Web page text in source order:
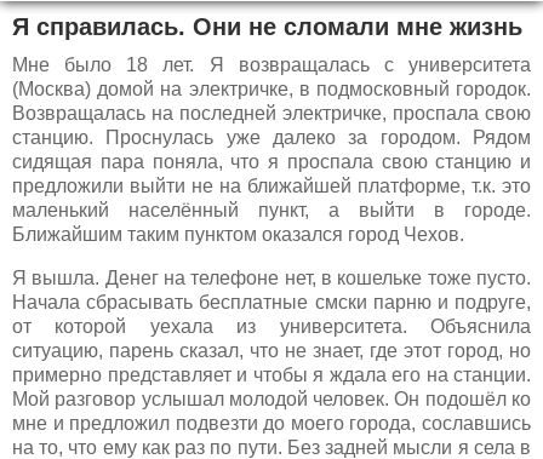
Я справилась. Они не сломали мне жизнь
Мне было 18 лет. Я возвращалась с университета
(Москва) домой на электричке, в подмосковный городок.
Возвращалась на последней электричке, проспала свою
станцию. Проснулась уже далеко за городом. Рядом
сидящая пара поняла, что я проспала свою станцию и
предложили выйти не на ближайшей платформе, т.к. это
маленький населённый пункт, а выйти в городе.
Ближайшим таким пунктом оказался город Чехов.
Я вышла. Денег на телефоне нет, в кошельке тоже пусто.
Начала сбрасывать бесплатные смски парню и подруге,
от которой уехала из университета. Объяснила
ситуацию, парень сказал, что не знает, где этот город, но
примерно представляет и чтобы я ждала его на станции.
Мой разговор услышал молодой человек. Он подошёл ко
мне и предложил подвезти до моего города, сославшись
на то, что ему как раз по пути. Без задней мысли я села в